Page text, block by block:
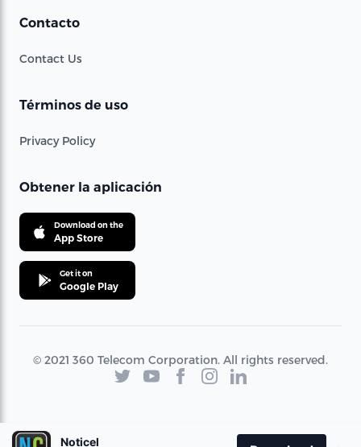
Contacto
Contact Us
Términos de uso
Privacy Policy
Obtener la aplicación
Download on the
App Store
Get it on
Google Play
© 2021 360 Telecom Corporation. All rights reserved.
Noticel